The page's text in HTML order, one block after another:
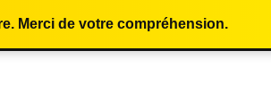
Merci de votre compréhension.